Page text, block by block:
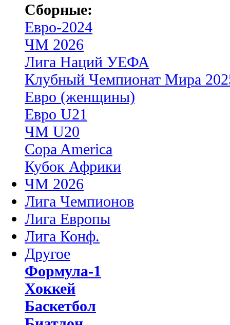
Сборные:
Евро-2024
ЧМ 2026
Лига Наций УЕФА
Клубный Чемпионат Мира
Евро (женщины)
Евро U21
ЧМ U20
Copa America
Кубок Африки
ЧМ 2026
Лига Чемпионов
Лига Европы
Лига Конф.
Другое
Формула-1
Хоккей
Баскетбол